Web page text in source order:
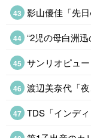
“2児の母白洲
サンリオピュ
渡辺美奈代「
TDS「インデ